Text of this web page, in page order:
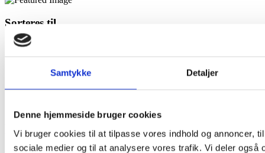
Samtykke Detaljer
Denne hjemmeside bruger cookies
Vi bruger cookies til at tilpasse vores indhold og annoncer,
sociale medier og til at analysere vores trafik. Vi deler også
Sorteres til
Kontakt vores kundeservice